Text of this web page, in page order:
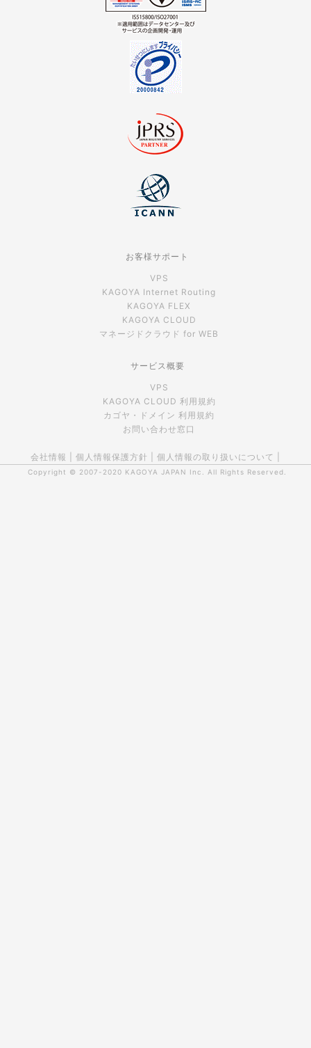
お客様サポート
VPS
KAGOYA Internet Routing
KAGOYA FLEX
KAGOYA CLOUD
マネージドクラウド for WEB
サービス概要
VPS
KAGOYA CLOUD 利用規約
カゴヤ・ドメイン 利用規約
お問い合わせ窓口
会社情報 個人情報保護方針 個人情報の取り扱いについて
Copyright © 2007-2020 KAGOYA JAPAN Inc. All Rights Reserved.